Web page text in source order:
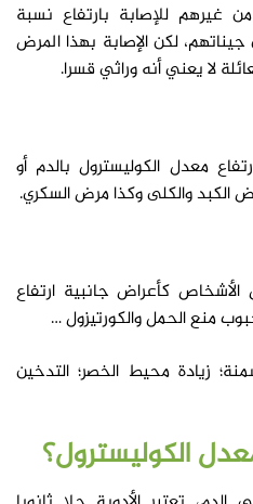
غيرهم للإصابة بارتفاع نسبة
لكن الإصابة بهذا المرض
لا يعني أنه وراثي قسرا.
معدل الكوليسترول بالدم أو
الكبد والكلى وكذا مرض السكري.
كأعراض جانبية ارتفاع
منع الحمل والكورتيزول …
زيادة محيط الخصر؛ التدخين
الكوليسترول؟